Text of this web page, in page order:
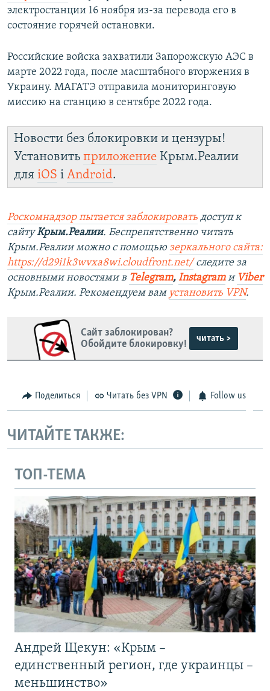
электростанции 16 ноября из-за перевода его в
состояние горячей остановки.
Российские войска захватили Запорожскую АЭС в
марте 2022 года, после масштабного вторжения в
Украину. МАГАТЭ отправила мониторинговую
миссию на станцию в сентябре 2022 года.
Новости без блокировки и цензуры!
Установить приложение Крым.Реалии
для iOS і Android.
Роскомнадзор пытается заблокировать доступ к
сайтуКрым.Реалии. Беспрепятственно читать
Крым.Реалии можно с помощью зеркального сайта:
https://d29i1k3wvxa8wi.cloudfront.net/следите за
основными новостями в Telegram, Instagramи Viber
Крым.Реалии. Рекомендуем вам установить VPN.
Сайт заблокирован?
Обойдите блокировку!
читать >
Поделиться Читать без VPN Follow us
ЧИТАЙТЕ ТАКЖЕ:
ТОП-ТЕМА
Андрей Щекун: «Крым –
единственный регион, где украинцы –
меньшинство»